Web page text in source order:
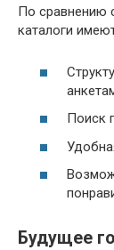
По сравнению
каталоги
Поиск
Будущее